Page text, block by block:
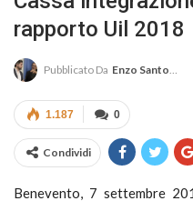
rapporto Uil 2018
Pubblicato Da Enzo Santoro
0
1.187
Condividi
Benevento, 7 settembre